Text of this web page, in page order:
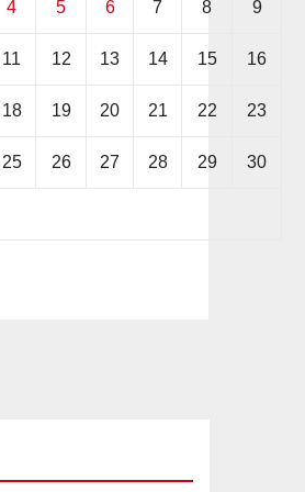
4 5 6 7 8 9
11 12 13 14 15 16
18 19 20 21 22 23
25 26 27 28 29 30